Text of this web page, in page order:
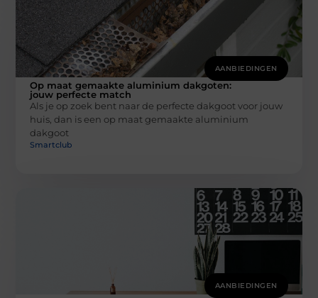
AANBIEDINGEN
Op maat gemaakte aluminium dakgoten:
jouw perfecte match
Als je op zoek bent naar de perfecte dakgoot voor jouw
huis, dan is een op maat gemaakte aluminium
dakgoot
Smartclub
AANBIEDINGEN